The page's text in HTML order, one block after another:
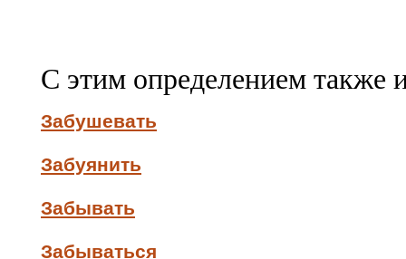
С этим определением также
Забушевать
Забуянить
Забывать
Забываться